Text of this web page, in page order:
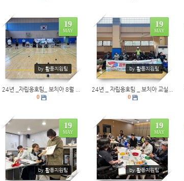
19
MAY
by 활동지원팀
0
24년 _자립옹호팀_ 보치아 8월 ...
0
19
MAY
by 활동지원팀
0
24년 _ 자립옹호팀 _ 보치아 교실...
0
19
MAY
by 활동지원팀
0
19
MAY
by 활동지원팀
0